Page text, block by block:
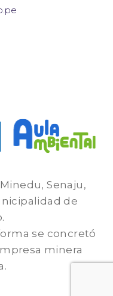
Senaju,
de
se concretó
minera